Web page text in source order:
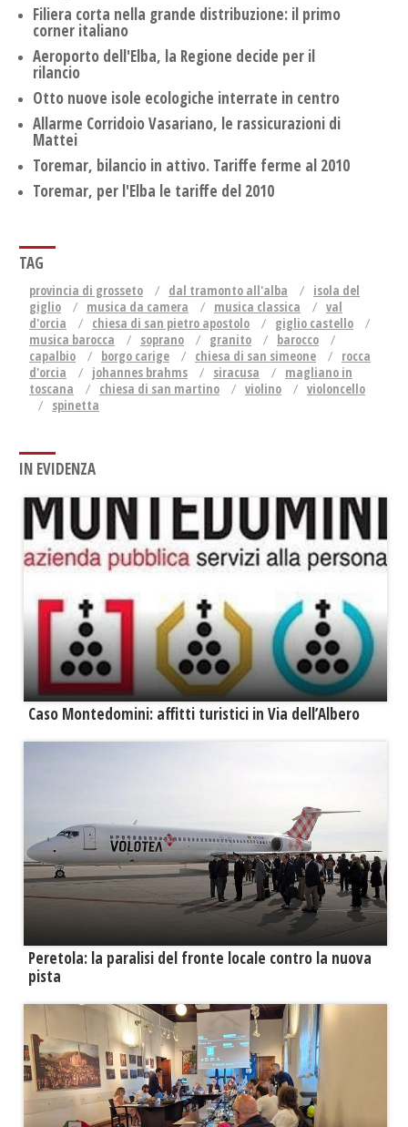
Filiera corta nella grande distribuzione: il primo
corner italiano
Aeroporto dell'Elba, la Regione decide per il
rilancio
Otto nuove isole ecologiche interrate in centro
Allarme Corridoio Vasariano, le rassicurazioni di
Mattei
Toremar, bilancio in attivo. Tariffe ferme al 2010
Toremar, per l'Elba le tariffe del 2010
TAG
provincia di grosseto dal tramonto all'alba
isola del
giglio
musica da camera musica classica
val
d'orcia
chiesa di san pietro apostolo
giglio castello
musica barocca
soprano granito
barocco
capalbio
borgo carige chiesa di san simeone
rocca
d'orcia
johannes brahms siracusa
magliano in
toscana
chiesa di san martino violino
violoncello
spinetta
IN EVIDENZA
Caso Montedomini: affitti turistici in Via dell’Albero
Peretola: la paralisi del fronte locale contro la nuova
pista